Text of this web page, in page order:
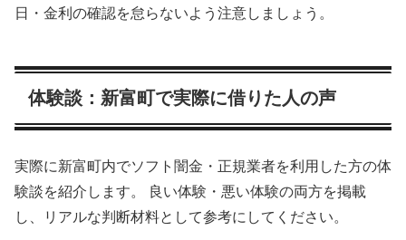
日・金利の確認を怠らないよう注意しましょう。
体験談：新富町で実際に借りた人の声
実際に新富町内でソフト闇金・正規業者を利用した方の体
験談を紹介します。 良い体験・悪い体験の両方を掲載
し、リアルな判断材料として参考にしてください。